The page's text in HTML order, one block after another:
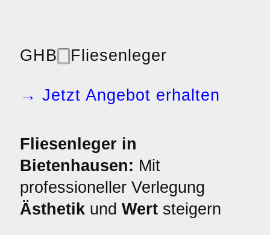
GHB🀆Fliesenleger
→ Jetzt Angebot erhalten
Fliesenleger in
Bietenhausen: Mit
professioneller Verlegung
Ästhetik und Wert steigern